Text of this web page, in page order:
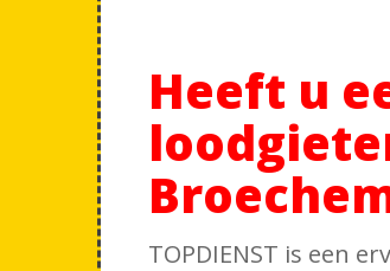
Heeft u
TOPDIENST is een